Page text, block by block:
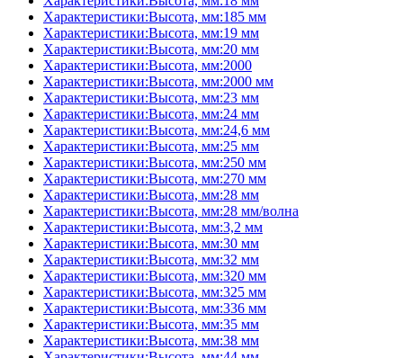
Характеристики:Высота, мм:185 мм
Характеристики:Высота, мм:19 мм
Характеристики:Высота, мм:20 мм
Характеристики:Высота, мм:2000
Характеристики:Высота, мм:2000 мм
Характеристики:Высота, мм:23 мм
Характеристики:Высота, мм:24 мм
Характеристики:Высота, мм:24,6 мм
Характеристики:Высота, мм:25 мм
Характеристики:Высота, мм:250 мм
Характеристики:Высота, мм:270 мм
Характеристики:Высота, мм:28 мм
Характеристики:Высота, мм:28 мм/волна
Характеристики:Высота, мм:3,2 мм
Характеристики:Высота, мм:30 мм
Характеристики:Высота, мм:32 мм
Характеристики:Высота, мм:320 мм
Характеристики:Высота, мм:325 мм
Характеристики:Высота, мм:336 мм
Характеристики:Высота, мм:35 мм
Характеристики:Высота, мм:38 мм